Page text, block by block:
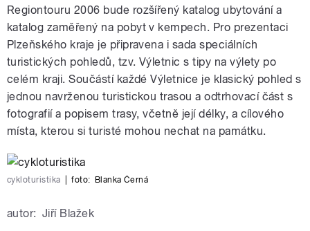
Regiontouru 2006 bude rozšířený katalog ubytování a
katalog zaměřený na pobyt v kempech. Pro prezentaci
Plzeňského kraje je připravena i sada speciálních
turistických pohledů, tzv. Výletnic s tipy na výlety po
celém kraji. Součástí každé Výletnice je klasický pohled s
jednou navrženou turistickou trasou a odtrhovací část s
fotografií a popisem trasy, včetně její délky, a cílového
místa, kterou si turisté mohou nechat na památku.
cykloturistika foto: Blanka Černá
autor: Jiří Blažek